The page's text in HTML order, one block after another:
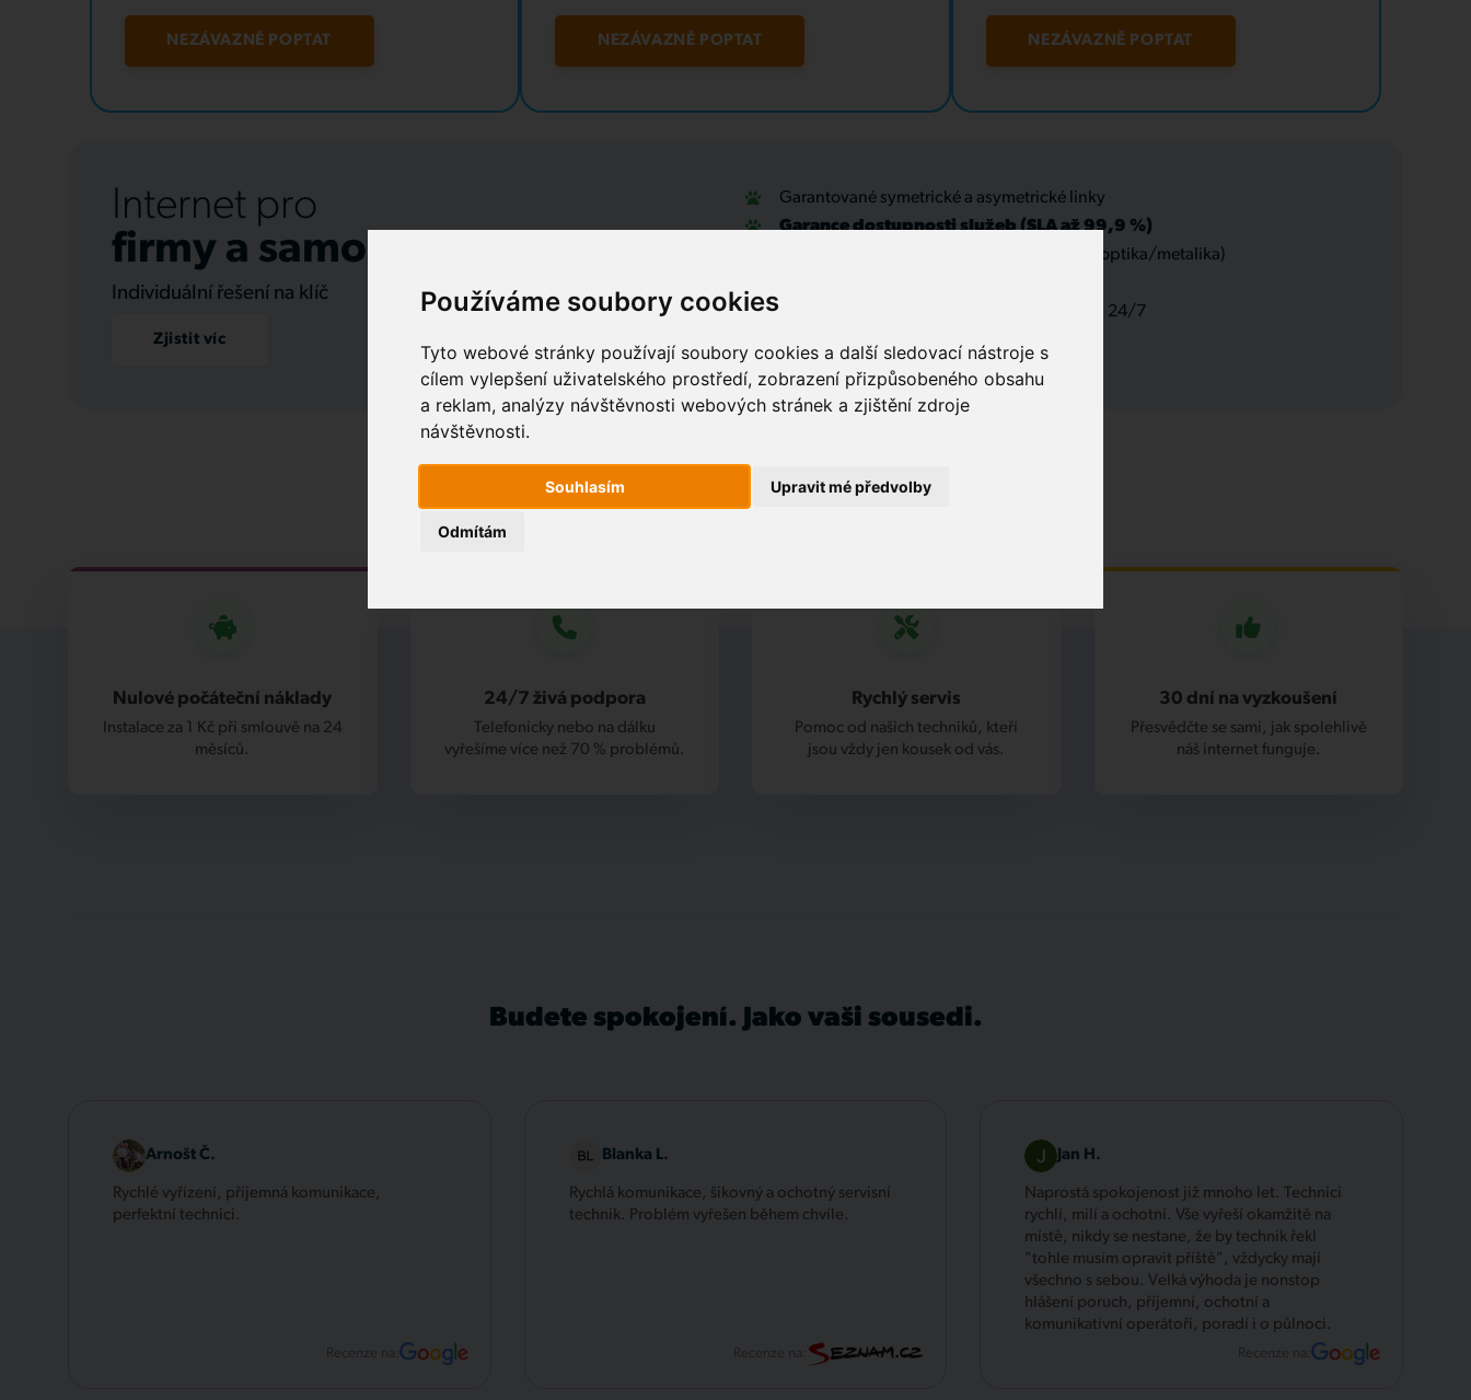
Používáme soubory cookies
Tyto webové stránky používají soubory cookies a další sledovací nástroje s
cílem vylepšení uživatelského prostředí, zobrazení přizpůsobeného obsahu
a reklam, analýzy návštěvnosti webových stránek a zjištění zdroje
návštěvnosti.
Souhlasím
Odmítám
Upravit mé předvolby
NEZÁVAZNĚ POPTAT NEZÁVAZNĚ POPTAT NEZÁVAZNĚ POPTAT
Internet pro
firmy a samosprávu
Individuální řešení na klíč
Zjistit víc
Garantované symetrické a asymetrické linky
Garance dostupnosti služeb (SLA až 99,9 %)
Optické přípojky a interní datové rozvody (optika/metalika)
IT outsourcing, správa sítí a servis, podpora 24/7
Nulové počáteční náklady
Instalace za 1 Kč při smlouvě na 24
měsíců.
24/7 živá podpora
Telefonicky nebo na dálku
vyřešíme více než 70 % problémů.
Rychlý servis
Pomoc od našich techniků, kteří
jsou vždy jen kousek od vás.
30 dní na vyzkoušení
Přesvědčte se sami, jak spolehlivě
náš internet funguje.
Budete spokojení. Jako vaši sousedi.
Arnošt Č.
Rychlé vyřízení, příjemná komunikace,
perfektní technici.
Blanka L.
Rychlá komunikace, šikovný a ochotný servisní
technik. Problém vyřešen během chvíle.
Jan H.
Naprostá spokojenost již mnoho let. Technici
rychlí, milí a ochotní. Vše vyřeší okamžitě na
místě, nikdy se nestane, že by technik řekl
"tohle musím opravit příště", vždycky mají
všechno s sebou. Velká výhoda je nonstop
hlášení poruch, příjemní, ochotní a
komunikativní operátoři, poradí i o půlnoci.
Recenze na: